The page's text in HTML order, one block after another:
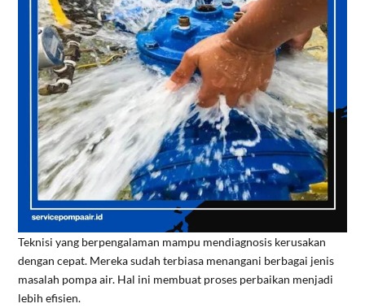
Teknisi yang berpengalaman mampu mendiagnosis kerusakan
dengan cepat. Mereka sudah terbiasa menangani berbagai jenis
masalah pompa air. Hal ini membuat proses perbaikan menjadi
lebih efisien.